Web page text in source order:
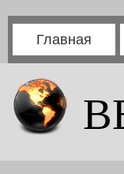
Главная